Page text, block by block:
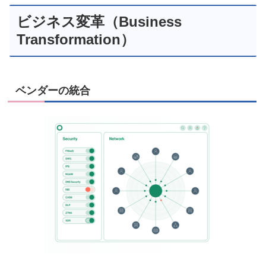
ビジネス変革（Business
Transformation）
ベンダーの統合